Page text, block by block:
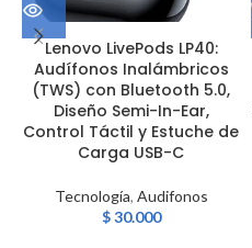
Lenovo LivePods LP40:
Audífonos Inalámbricos
(TWS) con Bluetooth 5.0,
Diseño Semi-In-Ear,
Control Táctil y Estuche de
Carga USB-C
Tecnología, Audifonos
$30.000